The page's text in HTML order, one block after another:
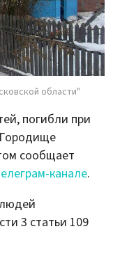
области"
погибли при
сообщает
канале.
3 статьи 109